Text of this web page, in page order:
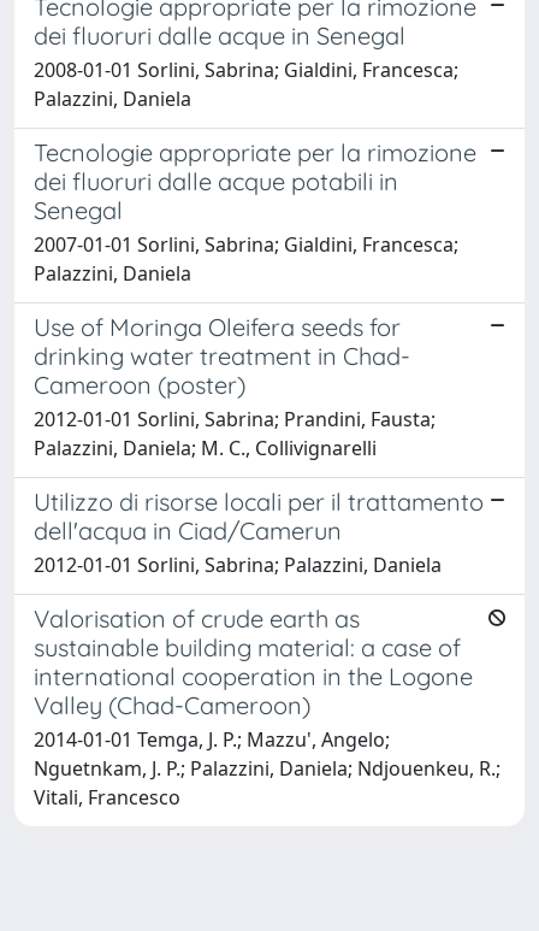
Tecnologie appropriate per la rimozione
dei fluoruri dalle acque in Senegal
2008-01-01 Sorlini, Sabrina; Gialdini, Francesca;
Palazzini, Daniela
Tecnologie appropriate per la rimozione
dei fluoruri dalle acque potabili in
Senegal
2007-01-01 Sorlini, Sabrina; Gialdini, Francesca;
Palazzini, Daniela
Use of Moringa Oleifera seeds for
drinking water treatment in Chad-
Cameroon (poster)
2012-01-01 Sorlini, Sabrina; Prandini, Fausta;
Palazzini, Daniela; M. C., Collivignarelli
Utilizzo di risorse locali per il trattamento
dell'acqua in Ciad/Camerun
2012-01-01 Sorlini, Sabrina; Palazzini, Daniela
Valorisation of crude earth as
sustainable building material: a case of
international cooperation in the Logone
Valley (Chad-Cameroon)
2014-01-01 Temga, J. P.; Mazzu', Angelo;
Nguetnkam, J. P.; Palazzini, Daniela; Ndjouenkeu, R.;
Vitali, Francesco